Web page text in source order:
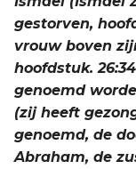
gestorven,
vrouw boven
hoofdstuk.
genoemd
(zij heeft
genoemd, de
Abraham, de